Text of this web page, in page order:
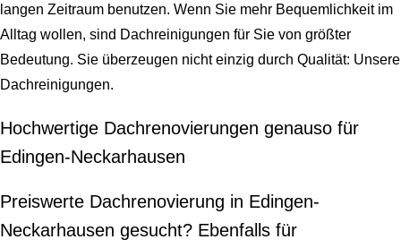
langen Zeitraum benutzen. Wenn Sie mehr Bequemlichkeit im
Alltag wollen, sind Dachreinigungen für Sie von größter
Bedeutung. Sie überzeugen nicht einzig durch Qualität: Unsere
Dachreinigungen.
Hochwertige Dachrenovierungen genauso für
Edingen-Neckarhausen
Preiswerte Dachrenovierung in Edingen-
Neckarhausen gesucht? Ebenfalls für